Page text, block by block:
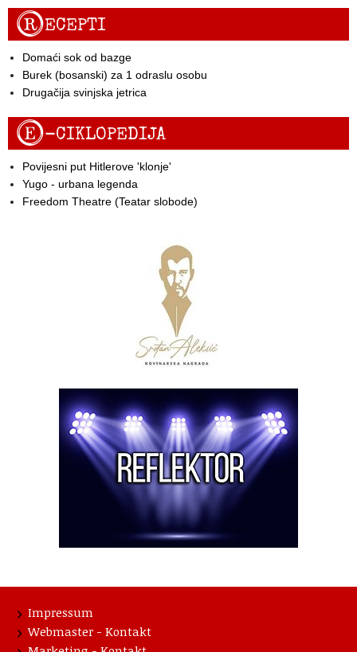
RECEPTI
Domaći sok od bazge
Burek (bosanski) za 1 odraslu osobu
Drugačija svinjska jetrica
E-CIKLOPEDIJA
Povijesni put Hitlerove 'klonje'
Yugo - urbana legenda
Freedom Theatre (Teatar slobode)
Impressum
Webmaster - Kontakt